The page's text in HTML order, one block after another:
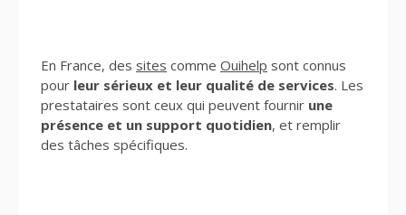
En France, des sites comme Ouihelp sont connus
pour leur sérieux et leur qualité de services. Les
prestataires sont ceux qui peuvent fournir une
présence et un support quotidien, et remplir
des tâches spécifiques.